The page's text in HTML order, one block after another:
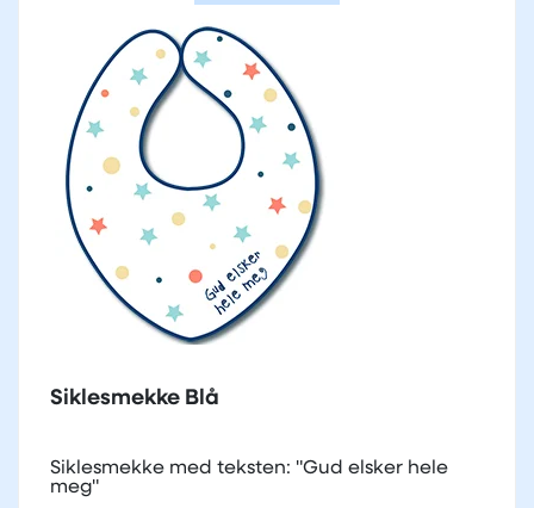
Siklesmekke Blå
Siklesmekke med teksten: "Gud elsker hele
meg"